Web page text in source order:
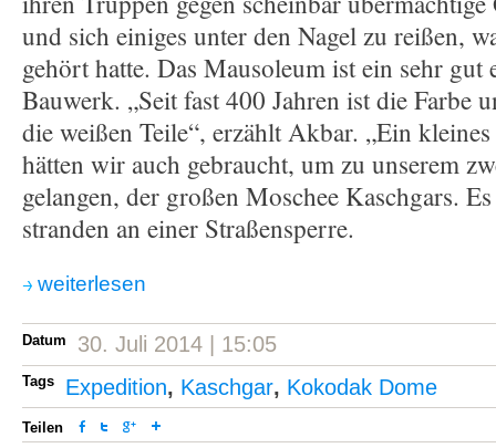
und sich einiges unter den Nagel zu reißen,
gehört hatte. Das Mausoleum ist ein sehr gut
Bauwerk. „Seit fast 400 Jahren ist die Farbe
die weißen Teile“, erzählt Akbar. „Ein
hätten wir auch gebraucht, um zu unserem
gelangen, der großen Moschee Kaschgars.
stranden an einer Straßensperre.
weiterlesen
Datum 30. Juli 2014 | 15:05
Tags Expedition, Kaschgar, Kokodak Dome
Teilen